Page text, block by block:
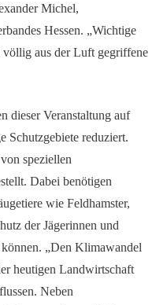
Michel,
Hessen. „Wichtige
völlig aus der Luft gegriffene
dieser Veranstaltung auf
Schutzgebiete reduziert.
speziellen
Dabei benötigen
wie Feldhamster,
der Jägerinnen und
„Den Klimawandel
heutigen Landwirtschaft
Neben